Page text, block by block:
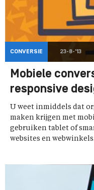
CONVERSIE 23-8-'13
Mobiele
responsive
U weet inmiddels dat
maken krijgen met
gebruiken tablet of
websites en